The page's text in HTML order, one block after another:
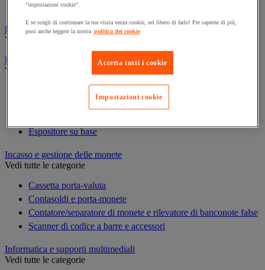
Vetrina per esposizione
Elezione
Vedi tutte le categorie
Espositore
Vedi tutte le categorie
Espositore su base
Incasso e gestione delle monete
Vedi tutte le categorie
Cassetta porta-valuta
Contasoldi e porta-monete
Contatore/separatore di monete e rilevatore di banconote false
Scanner di codice a barre e accessori
Informatica e supporti multimediali
Vedi tutte le categorie
"impostazioni cookie".
E se scegli di continuare la tua visita senza cookie, sei libero di farlo! Per saperne di più,
puoi anche leggere la nostra politica dei cookie
Accetta tutti i cookie
Impostazioni cookie